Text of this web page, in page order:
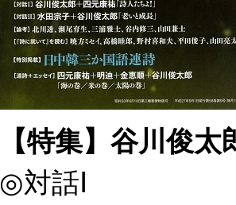
【特集】谷川俊
◎対話Ⅰ